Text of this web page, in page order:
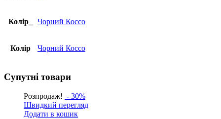
Колір_ Чорний Коссо
Колір Чорний Коссо
Супутні товари
Розпродаж! - 30%
Швидкий перегляд
Додати в кошик